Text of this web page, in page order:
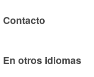
Contacto
En otros idiomas